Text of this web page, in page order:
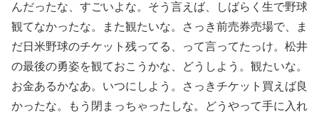
んだったな、すごいよな。そう言えば、しばらく生で野球
観てなかったな。また観たいな。さっき前売券売場で、ま
だ日米野球のチケット残ってる、って言ってたっけ。松井
の最後の勇姿を観ておこうかな、どうしよう。観たいな。
お金あるかなあ。いつにしよう。さっきチケット買えば良
かったな。もう閉まっちゃったしな。どうやって手に入れ